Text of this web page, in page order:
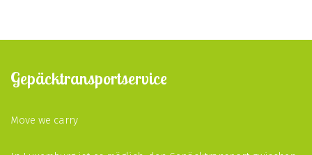
Gepäcktransportservice
Move we carry